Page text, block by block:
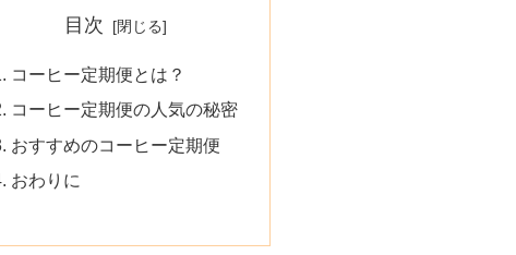
目次
コーヒー定期便とは？
コーヒー定期便の人気の秘密
おすすめのコーヒー定期便
おわりに